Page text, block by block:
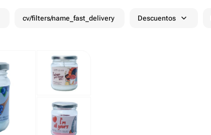
cv/filters/name_fast_delivery Descuentos